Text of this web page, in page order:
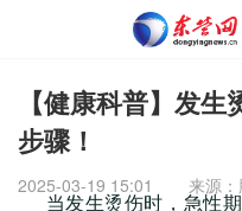
【健康科普】发
步骤！
2025-03-19 15:01 来源
当发生烫伤时，急性